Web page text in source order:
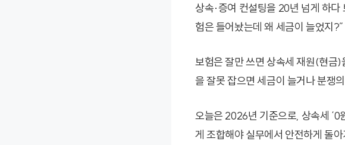
상속·증여 컨설팅을 20년 넘게 하다
험은 들어놨는데 왜 세금이 늘었지
보험은 잘만 쓰면 상속세 재원(현금
을 잘못 잡으면 세금이 늘거나 분쟁
오늘은 2026년 기준으로, 상속세 ‘0
게 조합해야 실무에서 안전하게 돌